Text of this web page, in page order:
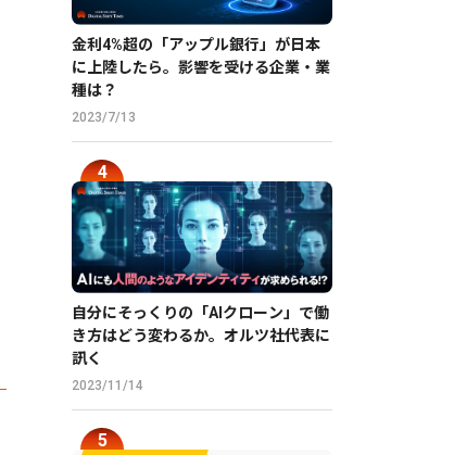
金利4%超の「アップル銀行」が日本
に上陸したら。影響を受ける企業・業
種は？
2023/7/13
自分にそっくりの「AIクローン」で働
き方はどう変わるか。オルツ社代表に
訊く
2023/11/14